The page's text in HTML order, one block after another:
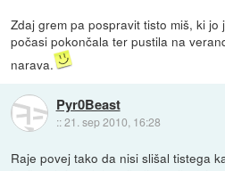
Zdaj grem pa pospravit tisto miš, ki jo
počasi pokončala ter pustila na
narava.
Pyr0Beast
::21. sep 2010, 16:28
Raje povej tako da nisi slišal tistega